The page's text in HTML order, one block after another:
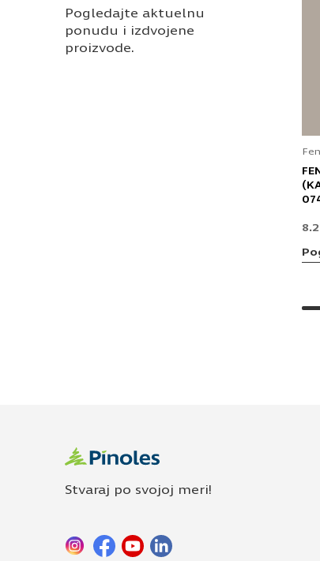
Pogledajte aktuelnu
ponudu i izdvojene
proizvode.
Stvaraj po svojoj meri!